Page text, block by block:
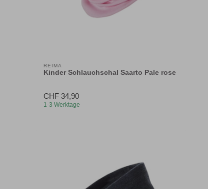
REIMA
Kinder Schlauchschal Saarto Pale rose
CHF 34,90
1-3 Werktage